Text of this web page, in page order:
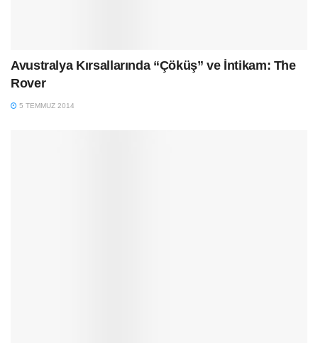
Avustralya Kırsallarında “Çöküş” ve İntikam: The
Rover
5 TEMMUZ 2014